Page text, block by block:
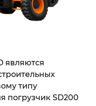
являются
типу
погрузчик SD200